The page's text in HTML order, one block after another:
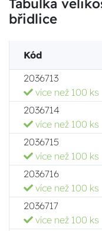
Tabulka
břidlice
Kód
2036713
více než 100 ks
2036714
více než 100 ks
2036715
více než 100 ks
2036716
více než 100 ks
2036717
více než 100 ks